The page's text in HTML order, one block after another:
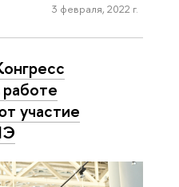
3 февраля, 2022 г.
участие